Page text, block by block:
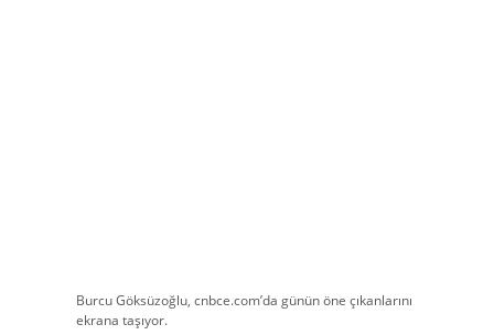
Burcu Göksüzoğlu, cnbce.com’da günün öne çıkanlarını
ekrana taşıyor.